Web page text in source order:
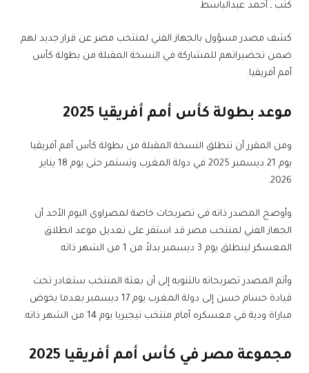
كتب ـ أحمد عبدالباسط
كشف مصدر مسؤول بالجهاز الفني لمنتخب مصر عن قرار جديد لهم
ضمن تحضيراتهم للمشاركة في النسخة المقبلة من بطولة كأس
أمم أفريقيا.
موعد بطولة كأس أمم أفريقيا 2025
ومن المقرر أن تنطلق النسخة المقبلة من بطولة كأس أمم أفريقيا
يوم 21 ديسمبر 2025 في دولة المغرب وتستمر حتى يوم 18 يناير
2026.
وأوضح المصدر ذاته في تصريحات خاصة لمصراوي اليوم الأحد أن
الجهاز الفني لمنتخب مصر قد استقر على تعديل موعد انطلاق
المعسكر لينطلق يوم 3 ديسمبر بدلاً من 1 من الشهر ذاته.
وأتم المصدر تصريحاته بالتنويه إلى أن بعثة المنتخب ستغادر تحت
قيادة حسام حسن إلى دولة المغرب يوم 17 ديسمبر بعدما يخوض
مباراة ودية في معسكره أمام منتخب نيجيريا يوم 14 من الشهر ذاته.
مجموعة مصر في كأس أمم أفريقيا 2025